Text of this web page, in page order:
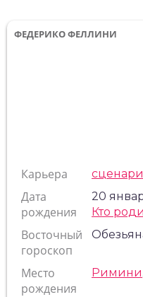
ФЕДЕРИКО ФЕЛЛИНИ
Карьера
Дата
рождения
20
Кто
Восточный
гороскоп
Место
рождения
Римини